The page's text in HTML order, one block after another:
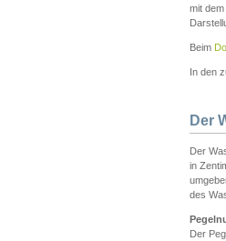
mit
Beim
In den
Der
Der
in
des
Der